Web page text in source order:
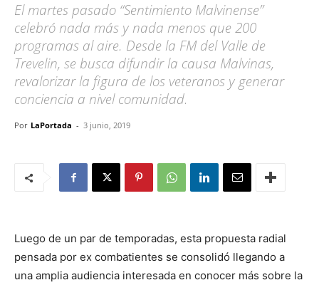
El martes pasado “Sentimiento Malvinense”
celebró nada más y nada menos que 200
programas al aire. Desde la FM del Valle de
Trevelin, se busca difundir la causa Malvinas,
revalorizar la figura de los veteranos y generar
conciencia a nivel comunidad.
Por LaPortada - 3 junio, 2019
Luego de un par de temporadas, esta propuesta radial
pensada por ex combatientes se consolidó llegando a
una amplia audiencia interesada en conocer más sobre la